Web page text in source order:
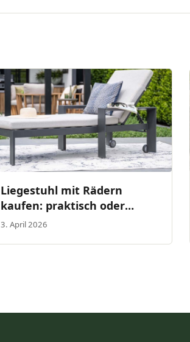
Liegestuhl mit Rädern
kaufen: praktisch oder
überflüssig?
3. April 2026